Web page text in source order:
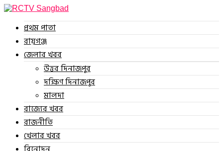
প্রথম পাতা
রায়গঞ্জ
জেলার খবর
উত্তর দিনাজপুর
দক্ষিণ দিনাজপুর
মালদা
রাজ্যের খবর
রাজনীতি
খেলার খবর